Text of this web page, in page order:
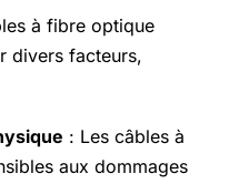
à fibre optique
divers facteurs,
: Les câbles à
aux dommages